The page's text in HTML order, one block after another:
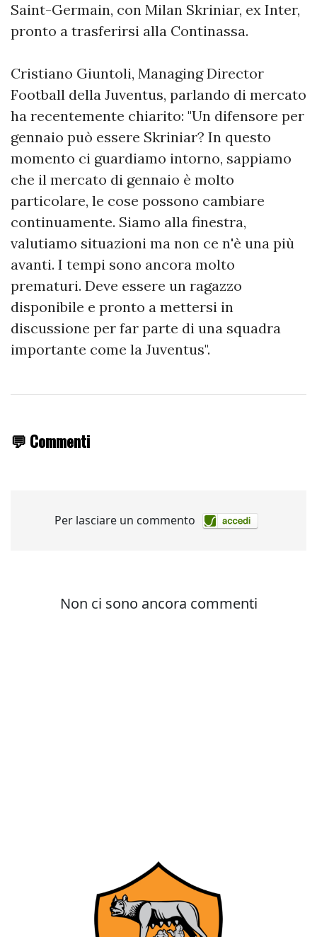
Saint-Germain, con Milan Skriniar, ex Inter,
pronto a trasferirsi alla Continassa.
Cristiano Giuntoli, Managing Director
Football della Juventus, parlando di mercato
ha recentemente chiarito: "Un difensore per
gennaio può essere Skriniar? In questo
momento ci guardiamo intorno, sappiamo
che il mercato di gennaio è molto
particolare, le cose possono cambiare
continuamente. Siamo alla finestra,
valutiamo situazioni ma non ce n'è una più
avanti. I tempi sono ancora molto
prematuri. Deve essere un ragazzo
disponibile e pronto a mettersi in
discussione per far parte di una squadra
importante come la Juventus".
💬 Commenti